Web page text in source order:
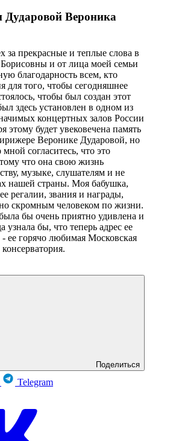
Вероника
за прекрасные и теплые слова в
и от лица моей семьи
благодарность всем, кто
для того, чтобы сегодняшнее
чтобы был создан этот
здесь установлен в одном из
концертных залов России
этому будет увековечена память
Веронике Дударовой, но
согласитесь, что это
что она свою жизнь
музыке, слушателям и не
нашей страны. Моя бабушка,
регалии, звания и награды,
скромным человеком по жизни.
бы очень приятно удивлена и
узнала бы, что теперь адрес ее
ее горячо любимая Московская
Поделиться
Telegram